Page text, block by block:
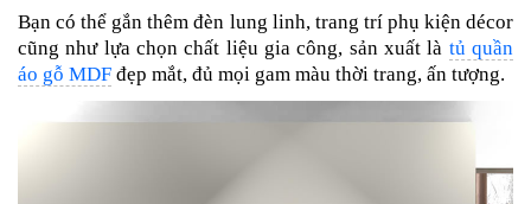
Bạn có thể gắn thêm đèn lung linh, trang trí phụ kiện décor
cũng như lựa chọn chất liệu gia công, sản xuất là tủ quần
áo gỗ MDF đẹp mắt, đủ mọi gam màu thời trang, ấn tượng.